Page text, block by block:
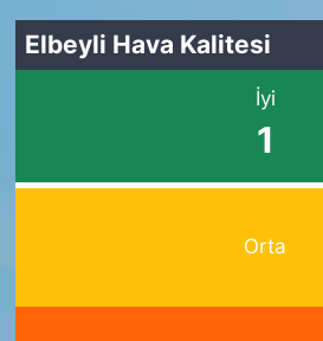
Elbeyli Hava Kalitesi
İyi
1
Orta